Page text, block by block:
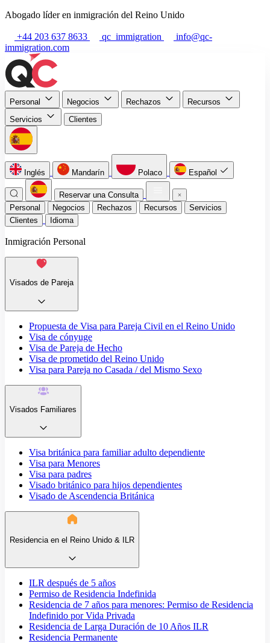
Abogado líder en inmigración del Reino Unido
+44 203 637 8633 qc_immigration
info@qc-
immigration.com
Personal Negocios Rechazos
Recursos
Servicios
Clientes
Inglés Mandarín Polaco Español
Reservar una Consulta
Personal
Negocios Rechazos Recursos
Servicios
Clientes
Idioma
Inmigración Personal
Visados de Pareja
Propuesta de Visa para Pareja Civil en el Reino Unido
Visa de cónyuge
Visa de Pareja de Hecho
Visa de prometido del Reino Unido
Visa para Pareja no Casada / del Mismo Sexo
Visados Familiares
Visa británica para familiar adulto dependiente
Visa para Menores
Visa para padres
Visado británico para hijos dependientes
Visado de Ascendencia Británica
Residencia en el Reino Unido & ILR
ILR después de 5 años
Permiso de Residencia Indefinida
Residencia de 7 años para menores: Permiso de Residencia
Indefinido por Vida Privada
Residencia de Larga Duración de 10 Años ILR
Residencia Permanente